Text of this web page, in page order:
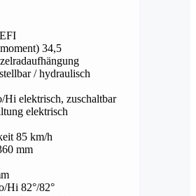
34,5
/ hydraulisch
Hi elektrisch, zuschaltbar
elektrisch
85 km/h
mm
Hi 82°/82°